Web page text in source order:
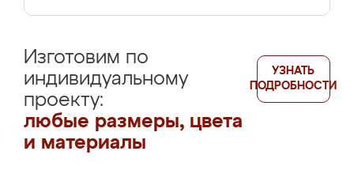
Изготовим по
индивидуальному
проекту:
любые размеры, цвета
и материалы
УЗНАТЬ
ПОДРОБНОСТИ